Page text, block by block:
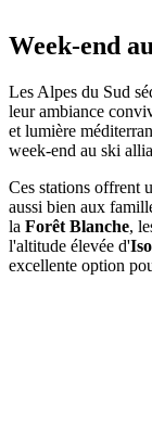
Week-end
Les Alpes du Sud
leur ambiance
et lumière
week-end au ski
Ces stations offrent
aussi bien aux
la Forêt Blanche,
l'altitude élevée d'
excellente option